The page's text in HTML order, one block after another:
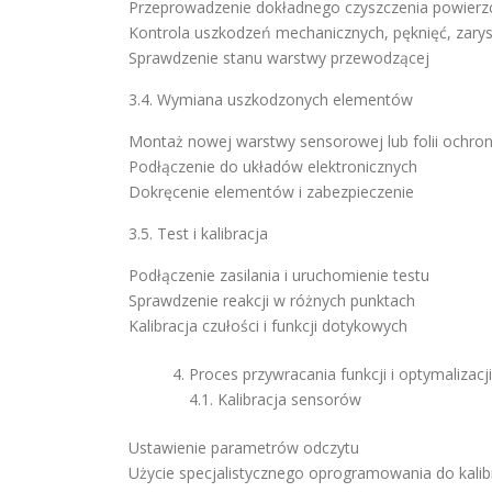
Przeprowadzenie dokładnego czyszczenia
Kontrola uszkodzeń mechanicznych, pęknięć,
Sprawdzenie stanu warstwy przewodzącej
3.4. Wymiana uszkodzonych elementów
Montaż nowej warstwy sensorowej lub folii
Podłączenie do układów elektronicznych
Dokręcenie elementów i zabezpieczenie
3.5. Test i kalibracja
Podłączenie zasilania i uruchomienie testu
Sprawdzenie reakcji w różnych punktach
Kalibracja czułości i funkcji dotykowych
Proces przywracania funkcji i optymalizacji
4.1. Kalibracja sensorów
Ustawienie parametrów odczytu
Użycie specjalistycznego oprogramowania do